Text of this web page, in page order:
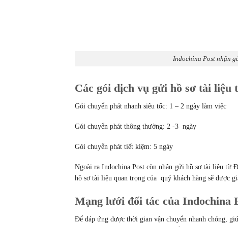
Indochina Post nhận
Các gói dịch vụ gửi hồ sơ tài
Gói chuyển phát nhanh siêu tốc: 1 – 2 ngày làm việc
Gói chuyển phát thông thường: 2 -3 ngày
Gói chuyển phát tiết kiệm: 5 ngày
Ngoài ra Indochina Post còn nhận gửi hồ sơ tài liệu từ
hồ sơ tài liệu quan trọng của quý khách hàng sẽ được
Mạng lưới đối tác của Indochina
Để đáp ứng được thời gian vận chuyển nhanh chóng,